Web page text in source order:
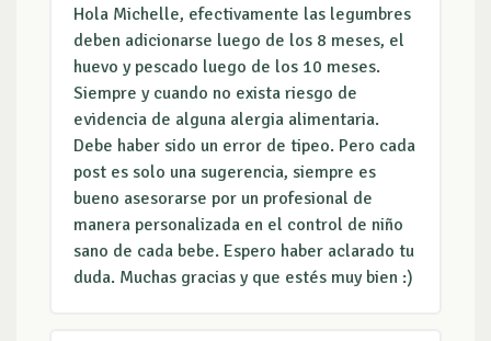
Hola Michelle, efectivamente las legumbres
deben adicionarse luego de los 8 meses, el
huevo y pescado luego de los 10 meses.
Siempre y cuando no exista riesgo de
evidencia de alguna alergia alimentaria.
Debe haber sido un error de tipeo. Pero cada
post es solo una sugerencia, siempre es
bueno asesorarse por un profesional de
manera personalizada en el control de niño
sano de cada bebe. Espero haber aclarado tu
duda. Muchas gracias y que estés muy bien :)